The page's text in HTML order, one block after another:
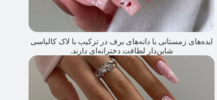
ایده‌های زمستانی با دانه‌های برف در ترکیب با لاک کالباسی
شاین‌دار لطافت دخترانه‌ای دارند.